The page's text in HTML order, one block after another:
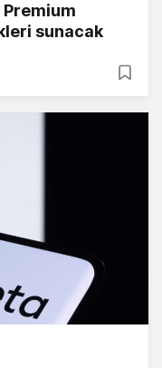
sunacak